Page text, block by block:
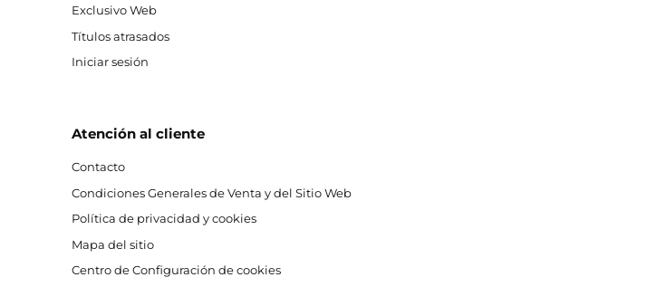
Exclusivo Web
Títulos atrasados
Iniciar sesión
Atención al cliente
Contacto
Condiciones Generales de Venta y del Sitio Web
Política de privacidad y cookies
Mapa del sitio
Centro de Configuración de cookies